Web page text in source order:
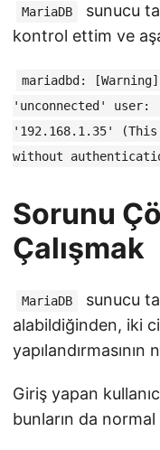
MariaDB
sunucu
kontrol ettim ve
mariadbd:
'unconnected'
'192.168.1.35'
without
Sorunu
Çalışmak
MariaDB
sunucu
alabildiğinden, iki
Giriş yapan
bunların da